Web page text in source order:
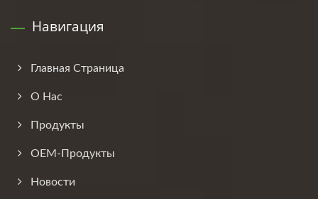
Навигация
Главная Страница
О Нас
Продукты
ОЕМ-Продукты
Новости